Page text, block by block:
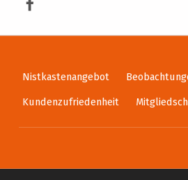
Nistkastenangebot
Kundenzufriedenheit